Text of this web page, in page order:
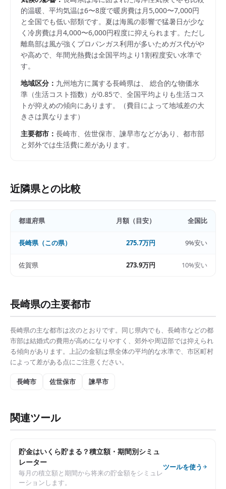
的温暖、平均気温は6〜8度で暖房費は月5,000〜7,000円
と全国でも低い部類です。夏は海風の影響で猛暑日が少な
く冷房費は月4,000〜6,000円程度に抑えられます。ただし
離島部は風が強くプロパンガス利用が多いためガス代がや
や高めで、年間光熱費は全国平均より1割程度安い水準で
す。
地域区分： 九州地方に属する長崎県は、 総合的な物価水
準（生活コスト指数）が0.85で、 全国平均よりも生活コス
トが抑えめの傾向にあります。
（費目によって地域差の大
きさは異なります）
主要都市： 長崎市、佐世保市、諫早市などがあり、都市部
と郊外では生活費に差があります。
近隣県との比較
都道府県 月額（目安） 全国比
長崎県（この県） 275.7万円 9%安い
佐賀県 273.9万円 10%安い
長崎県の主要都市
長崎県の主な都市は次のとおりです。同じ県内でも、 長崎市などの都
市部は結婚式の費用が高めになりやすく、郊外や周辺部では抑えられ
る傾向があります。上記の金額は県全体の平均的な水準で、市区町村
によって差がある点にご注意ください。
長崎市 佐世保市 諫早市
関連ツール
貯金はいくら貯まる？積立額・期間別シミュ
レーター
毎月の積立額と期間から将来の貯金額をシミュレ
ーションします。
ツールを使う